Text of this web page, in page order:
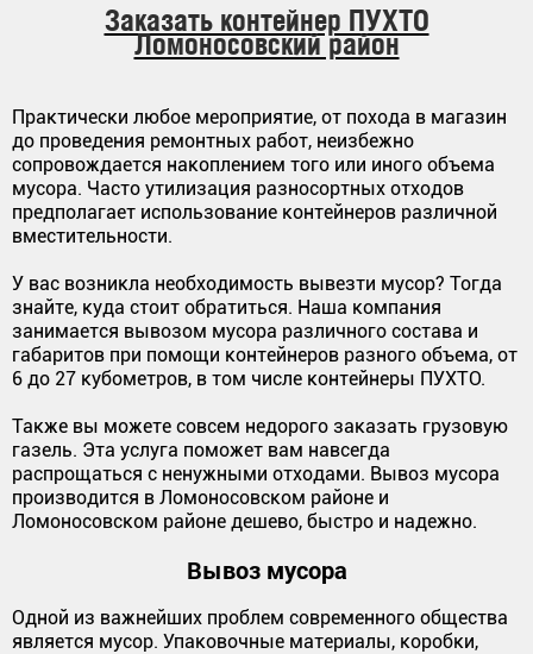
Заказать контейнер ПУХТО
Ломоносовский район
Практически любое мероприятие, от похода в магазин
до проведения ремонтных работ, неизбежно
сопровождается накоплением того или иного объема
мусора. Часто утилизация разносортных отходов
предполагает использование контейнеров различной
вместительности.
У вас возникла необходимость вывезти мусор? Тогда
знайте, куда стоит обратиться. Наша компания
занимается вывозом мусора различного состава и
габаритов при помощи контейнеров разного объема, от
6 до 27 кубометров, в том числе контейнеры ПУХТО.
Также вы можете совсем недорого заказать грузовую
газель. Эта услуга поможет вам навсегда
распрощаться с ненужными отходами. Вывоз мусора
производится в Ломоносовском районе и
Ломоносовском районе дешево, быстро и надежно.
Вывоз мусора
Одной из важнейших проблем современного общества
является мусор. Упаковочные материалы, коробки,